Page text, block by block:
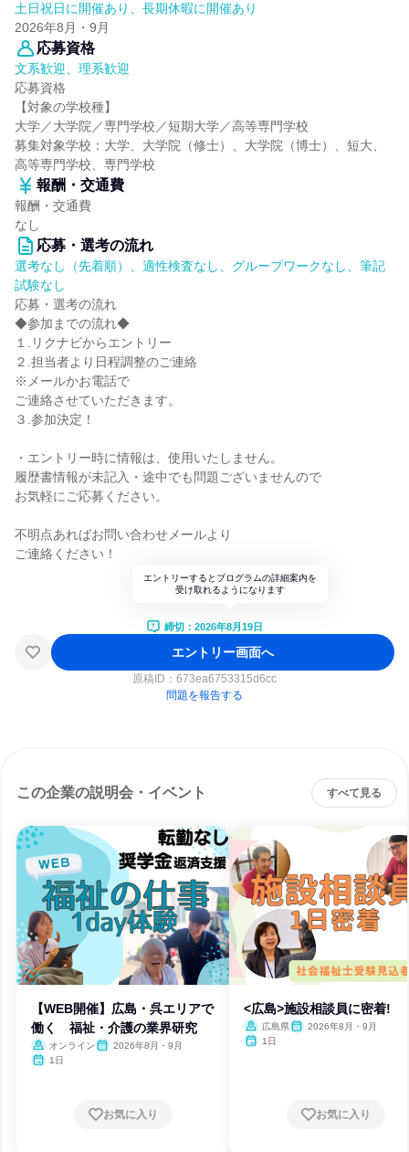
土日祝日に開催あり、長期休暇に開催あり
2026年8月・9月
応募資格
文系歓迎、理系歓迎
応募資格
【対象の学校種】
大学／大学院／専門学校／短期大学／高等専門学校
募集対象学校：大学、大学院（修士）、大学院（博士）、短大、
高等専門学校、専門学校
報酬・交通費
報酬・交通費
なし
応募・選考の流れ
選考なし（先着順）、適性検査なし、グループワークなし、筆記
試験なし
応募・選考の流れ
◆参加までの流れ◆
１.リクナビからエントリー
２.担当者より日程調整のご連絡
※メールかお電話で
ご連絡させていただきます。
３.参加決定！
・エントリー時に情報は、使用いたしません。
履歴書情報が未記入・途中でも問題ございませんので
お気軽にご応募ください。
不明点あればお問い合わせメールより
ご連絡ください！
エントリーするとプログラムの詳細案内を
受け取れるようになります
締切：2026年8月19日
エントリー画面へ
原稿ID： 673ea6753315d6cc
問題を報告する
この企業の説明会・イベント すべて見る
【WEB開催】広島・呉エリアで
働く 福祉・介護の業界研究
オンライン
2026年8月・9月
1日
お気に入り
<広島>施設相談員に密着!
広島県
2026年8月・9月
1日
お気に入り